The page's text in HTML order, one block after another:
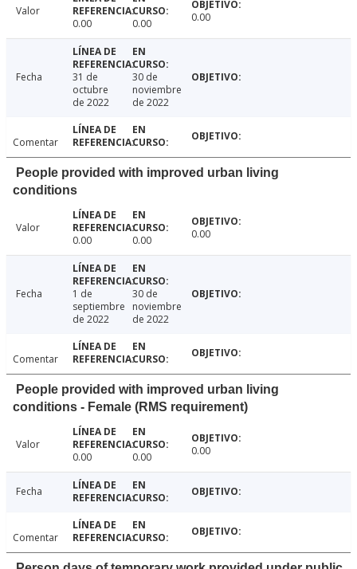
Valor
0.00
0.00 0.00
Fecha
31 de
octubre
de 2022
30 de
noviembre
de 2022
Comentar
People provided with improved urban living
conditions
Valor
0.00
0.00 0.00
Fecha
1 de
septiembre
de 2022
30 de
noviembre
de 2022
Comentar
People provided with improved urban living
conditions - Female (RMS requirement)
Valor
0.00
0.00 0.00
Fecha
Comentar